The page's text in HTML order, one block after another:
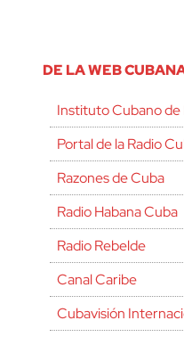
DE LA WEB
Instituto Cubano de
Portal de la Radio
Razones de Cuba
Radio Habana Cuba
Radio Rebelde
Canal Caribe
Cubavisión